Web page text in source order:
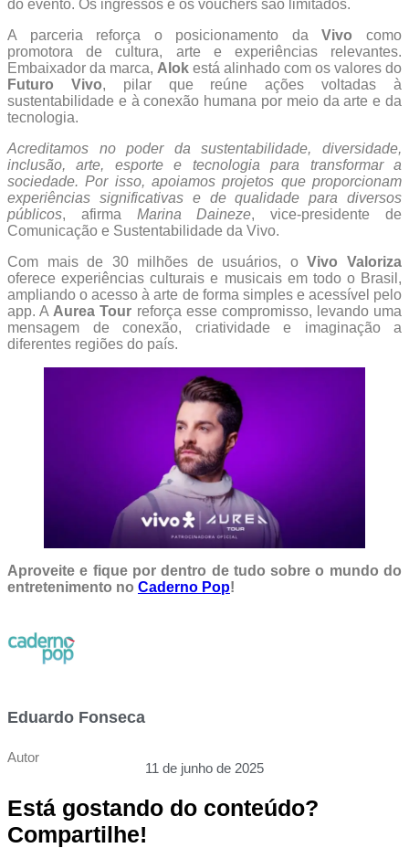
do evento. Os ingressos e os vouchers são limitados.
A parceria reforça o posicionamento daVivo como
promotora de cultura, arte e experiências relevantes.
Embaixador da marca, Alok está alinhado com os valores do
Futuro Vivo, pilar que reúne ações voltadas à
sustentabilidade e à conexão humana por meio da arte e da
tecnologia.
Acreditamos no poder da sustentabilidade, diversidade,
inclusão, arte, esporte e tecnologia para transformar a
sociedade. Por isso, apoiamos projetos que proporcionam
experiências significativas e de qualidade para diversos
públicos, afirma Marina Daineze, vice-presidente de
Comunicação e Sustentabilidade da Vivo.
Com mais de 30 milhões de usuários, oVivo Valoriza
oferece experiências culturais e musicais em todo o Brasil,
ampliando o acesso à arte de forma simples e acessível pelo
app. A Aurea Tour reforça esse compromisso, levando uma
mensagem de conexão, criatividade e imaginação a
diferentes regiões do país.
Aproveite e fique por dentro de tudo sobre o mundo do
entretenimento no Caderno Pop!
Eduardo Fonseca
Autor
11 de junho de 2025
Está gostando do conteúdo?
Compartilhe!